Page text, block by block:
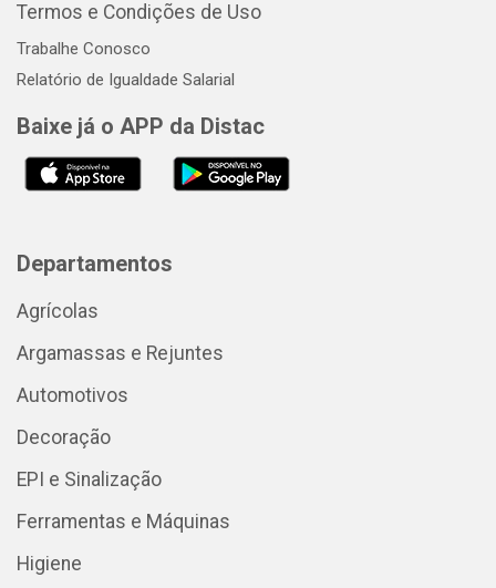
Termos e Condições de Uso
Trabalhe Conosco
Relatório de Igualdade Salarial
Baixe já o APP da Distac
Departamentos
Agrícolas
Argamassas e Rejuntes
Automotivos
Decoração
EPI e Sinalização
Ferramentas e Máquinas
Higiene